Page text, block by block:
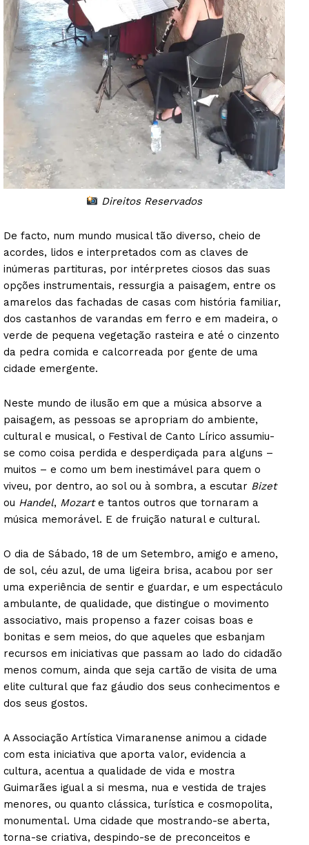
SUBSCREVA JÁ!
Institucional
Artigos
Edição Digital
Europa
Grande Entrevista
Quero ser Assinante
Direitos Reservados
De facto, num mundo musical tão diverso, cheio de
acordes, lidos e interpretados com as claves de
inúmeras partituras, por intérpretes ciosos das suas
opções instrumentais, ressurgia a paisagem, entre os
amarelos das fachadas de casas com história familiar,
dos castanhos de varandas em ferro e em madeira, o
verde de pequena vegetação rasteira e até o cinzento
da pedra comida e calcorreada por gente de uma
cidade emergente.
Neste mundo de ilusão em que a música absorve a
paisagem, as pessoas se apropriam do ambiente,
cultural e musical, o Festival de Canto Lírico assumiu-
se como coisa perdida e desperdiçada para alguns –
muitos – e como um bem inestimável para quem o
viveu, por dentro, ao sol ou à sombra, a escutar Bizet
ou Handel, Mozarte tantos outros que tornaram a
música memorável. E de fruição natural e cultural.
O dia de Sábado, 18 de um Setembro, amigo e ameno,
de sol, céu azul, de uma ligeira brisa, acabou por ser
uma experiência de sentir e guardar, e um espectáculo
ambulante, de qualidade, que distingue o movimento
associativo, mais propenso a fazer coisas boas e
bonitas e sem meios, do que aqueles que esbanjam
recursos em iniciativas que passam ao lado do cidadão
menos comum, ainda que seja cartão de visita de uma
elite cultural que faz gáudio dos seus conhecimentos e
dos seus gostos.
A Associação Artística Vimaranense animou a cidade
com esta iniciativa que aporta valor, evidencia a
cultura, acentua a qualidade de vida e mostra
Guimarães igual a si mesma, nua e vestida de trajes
menores, ou quanto clássica, turística e cosmopolita,
monumental. Uma cidade que mostrando-se aberta,
torna-se criativa, despindo-se de preconceitos e